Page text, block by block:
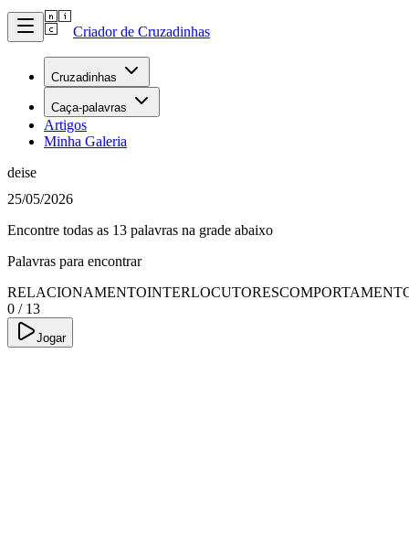
Criador de Cruzadinhas
Cruzadinhas
Caça-palavras
Artigos
Minha Galeria
deise
25/05/2026
Encontre todas as 13 palavras na grade abaixo
Palavras para encontrar
RELACIONAMENTOINTERLOCUTORES
0 / 13
Jogar